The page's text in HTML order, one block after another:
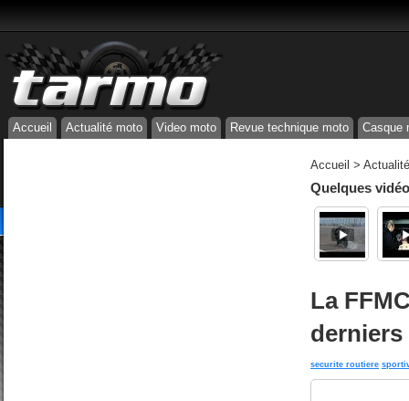
Accueil Actualité moto Video moto Revue technique moto Casque
Accueil >
Quelques
La
securite routiere